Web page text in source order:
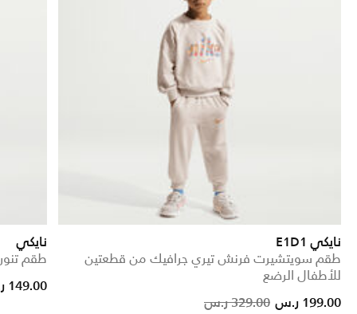
نايكي E1D1
طقم سويتشيرت فرنش تيري جرافيك من قطعتين
للأطفال الرضع
Price reduced from
329.00 ر.س 199.00 ر.س
نايكي
طقم
149.00 ر.س